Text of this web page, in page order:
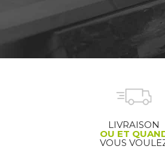
LIVRAISON
OU ET
VOUS